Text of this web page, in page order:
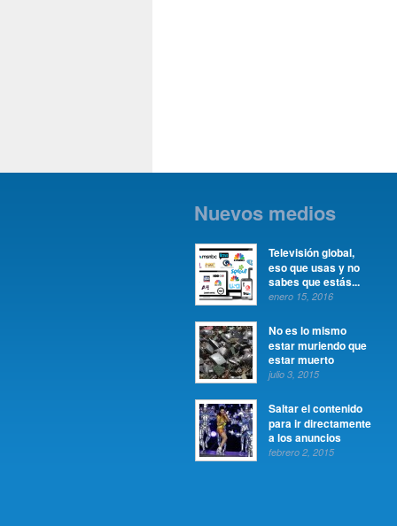
Nuevos medios
Televisión global,
eso que usas y no
sabes que estás...
enero 15, 2016
No es lo mismo
estar muriendo que
estar muerto
julio 3, 2015
Saltar el contenido
para ir directamente
a los anuncios
febrero 2, 2015